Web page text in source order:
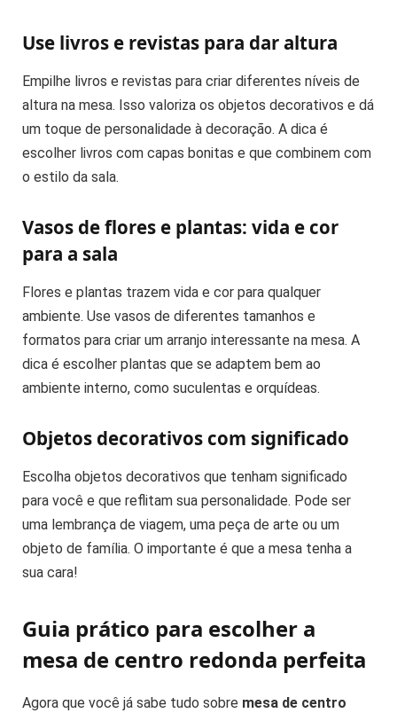
Use livros e revistas para dar altura
Empilhe livros e revistas para criar diferentes níveis de
altura na mesa. Isso valoriza os objetos decorativos e dá
um toque de personalidade à decoração. A dica é
escolher livros com capas bonitas e que combinem com
o estilo da sala.
Vasos de flores e plantas: vida e cor
para a sala
Flores e plantas trazem vida e cor para qualquer
ambiente. Use vasos de diferentes tamanhos e
formatos para criar um arranjo interessante na mesa. A
dica é escolher plantas que se adaptem bem ao
ambiente interno, como suculentas e orquídeas.
Objetos decorativos com significado
Escolha objetos decorativos que tenham significado
para você e que reflitam sua personalidade. Pode ser
uma lembrança de viagem, uma peça de arte ou um
objeto de família. O importante é que a mesa tenha a
sua cara!
Guia prático para escolher a
mesa de centro redonda perfeita
Agora que você já sabe tudo sobre mesa de centro